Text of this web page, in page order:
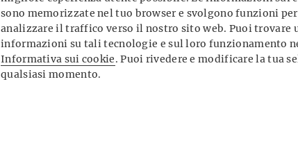
sono memorizzate nel tuo browser e svolgono funzioni per
analizzare il traffico verso il nostro sito web. Puoi trovare
informazioni su tali tecnologie e sul loro funzionamento
Informativa sui cookie. Puoi rivedere e modificare la tua
qualsiasi momento.